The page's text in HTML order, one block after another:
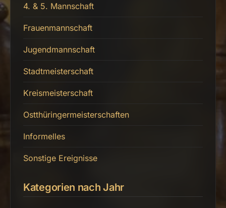
4. & 5. Mannschaft
Frauenmannschaft
Jugendmannschaft
Stadtmeisterschaft
Kreismeisterschaft
Ostthüringermeisterschaften
Informelles
Sonstige Ereignisse
Kategorien nach Jahr